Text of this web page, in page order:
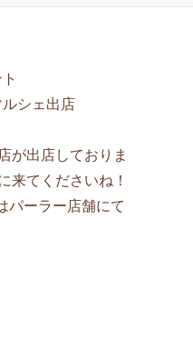
シェ出店
が出店しておりま
来てくださいね！
パーラー店舗にて